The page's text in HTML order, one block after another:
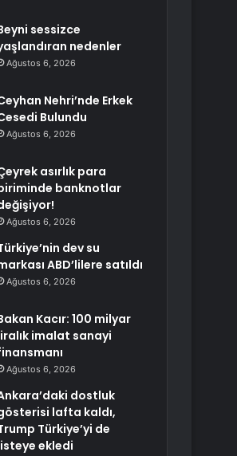
sessizce
nedenler
Ağustos 6, 2026
Nehri’nde Erkek
Bulundu
Ağustos 6, 2026
asırlık para
banknotlar
Ağustos 6, 2026
dev su
ABD’lilere satıldı
Ağustos 6, 2026
Kacır: 100 milyar
imalat sanayi
Ağustos 6, 2026
dostluk
lafta kaldı,
Türkiye’yi de
ekledi